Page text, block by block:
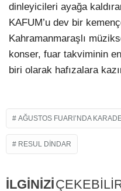
dinleyicileri ayağa
KAFUM’u dev bir
Kahramanmaraşlı
konser, fuar takviminin
biri olarak hafızalara
AĞUSTOS FUARI’NDA
RESUL DINDAR
İLGİNİZİ